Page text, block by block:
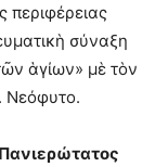
περιφέρειας
σύναξη
ἁγίων» μὲ τὸν
Νεόφυτο.